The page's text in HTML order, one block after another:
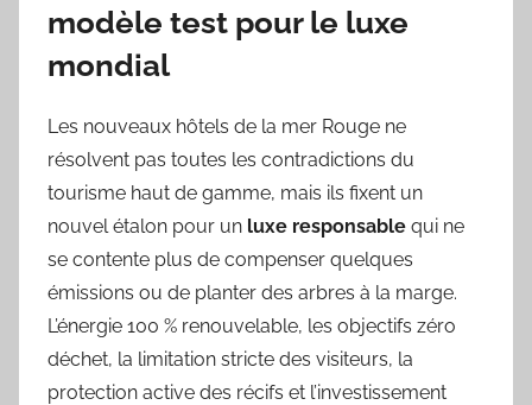
modèle test pour le luxe
mondial
Les nouveaux hôtels de la mer Rouge ne
résolvent pas toutes les contradictions du
tourisme haut de gamme, mais ils fixent un
nouvel étalon pour un luxe responsable qui ne
se contente plus de compenser quelques
émissions ou de planter des arbres à la marge.
L’énergie 100 % renouvelable, les objectifs zéro
déchet, la limitation stricte des visiteurs, la
protection active des récifs et l’investissement